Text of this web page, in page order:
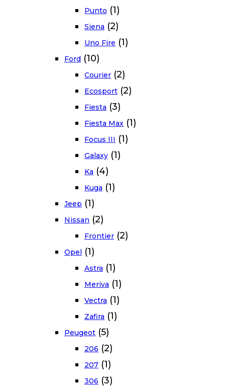
Punto (1)
Siena (2)
Uno Fire (1)
Ford (10)
Courier (2)
Ecosport (2)
Fiesta (3)
Fiesta Max (1)
Focus III (1)
Galaxy (1)
Ka (4)
Kuga (1)
Jeep (1)
Nissan (2)
Frontier (2)
Opel (1)
Astra (1)
Meriva (1)
Vectra (1)
Zafira (1)
Peugeot (5)
206 (2)
207 (1)
306 (3)